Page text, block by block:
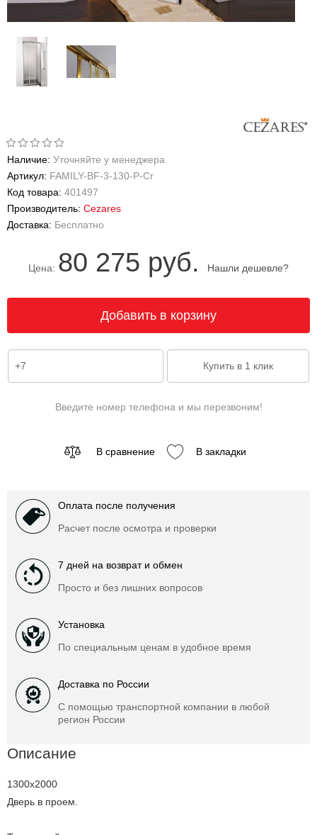
Наличие: Уточняйте у менеджера
Артикул: FAMILY-BF-3-130-P-Cr
Код товара: 401497
Производитель: Cezares
Доставка: Бесплатно
Цена: 80 275 руб. Нашли дешевле?
Введите номер телефона и мы перезвоним!
В сравнение В закладки
Оплата после получения
Расчет после осмотра и проверки
7 дней на возврат и обмен
Просто и без лишних вопросов
Установка
По специальным ценам в удобное время
Доставка по России
С помощью транспортной компании в любой
регион России
Описание
1300x2000
Дверь в проем.